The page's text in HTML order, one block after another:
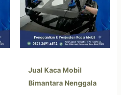
Jual Kaca Mobil
Bimantara Nenggala